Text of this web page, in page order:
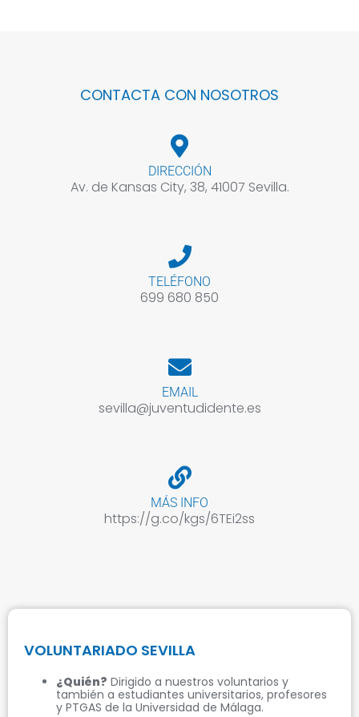
CONTACTA CON NOSOTROS
DIRECCIÓN
Av. de Kansas City, 38, 41007 Sevilla.
TELÉFONO
699 680 850
EMAIL
sevilla@juventudidente.es
MÁS INFO
https://g.co/kgs/6TEi2ss
VOLUNTARIADO SEVILLA
¿Quién? Dirigido a nuestros voluntarios y
también a estudiantes universitarios, profesores
y PTGAS de la Universidad de Málaga.